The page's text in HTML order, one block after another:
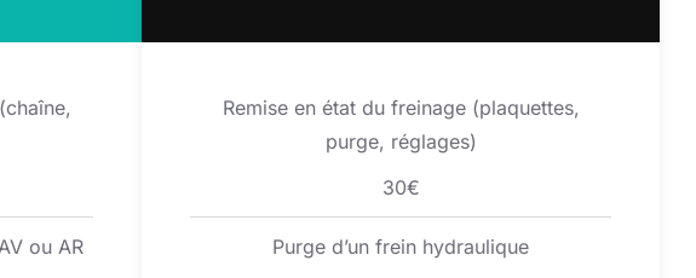
ou AR
Remise en état du freinage (plaquettes,
purge, réglages)
30€
Purge d’un frein hydraulique